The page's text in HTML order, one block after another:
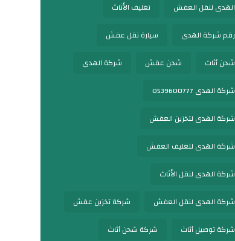
الهدى لنقل العفش تغليف الأثاث
رقم شركة الهدى سيارة نقل عفش
شحن أثاث شحن عفش شركة الهدى
شركة الهدى 0539600777
شركة الهدى لتخزين العفش
شركة الهدى لتغليف العفش
شركة الهدى لنقل الأثاث
شركة الهدى لنقل العفش شركة تخزين عفش
شركة توصيل أثاث شركة شحن أثاث